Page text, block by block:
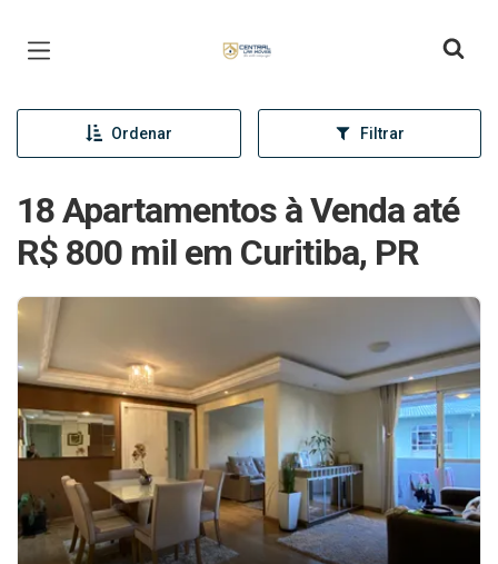
Ordenar Filtrar
18 Apartamentos à Venda até
R$ 800 mil em Curitiba, PR